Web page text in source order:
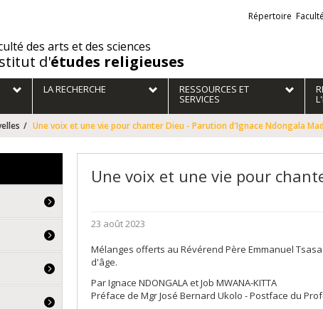
des arts et des sciences
d'études religieuses
Liens
externes
Répertoire
LA RECHERCHE RESSOURCES ET
SERVICES
Une voix et une vie pour chanter Dieu - Parution d'Ignace Ndongala
Une voix et une vie pour
23 août 2023
Mélanges offerts au Révérend Père Emmanuel
d'âge.
Par Ignace NDONGALA et Job MWANA-KITTA
Préface de Mgr José Bernard Ukolo - Postface du